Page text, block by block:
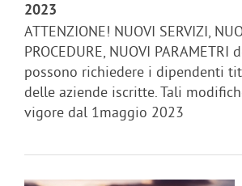
2023
ATTENZIONE! NUOVI SERVIZI,
PROCEDURE, NUOVI PARAMETRI
possono richiedere i dipendenti
delle aziende iscritte. Tali
vigore dal 1maggio 2023